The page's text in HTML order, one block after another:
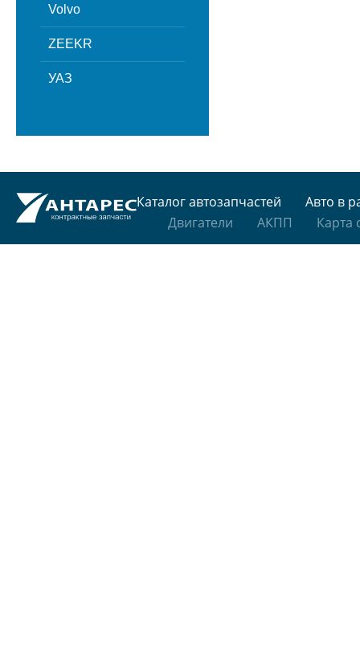
Volvo
ZEEKR
УАЗ
Каталог автозапчастей
Авто в
Двигатели
АКПП Карта